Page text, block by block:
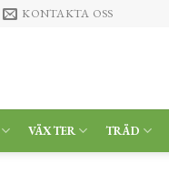
KONTAKTA OSS
VÄXTER TRÄD